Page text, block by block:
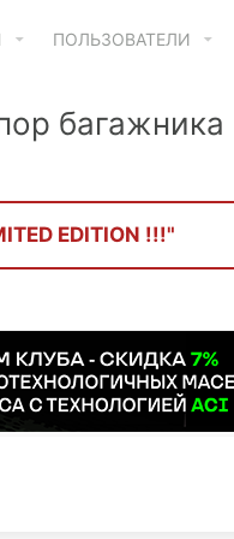
ПОЛЬЗОВАТЕЛИ
багажника
EDITION !!!"